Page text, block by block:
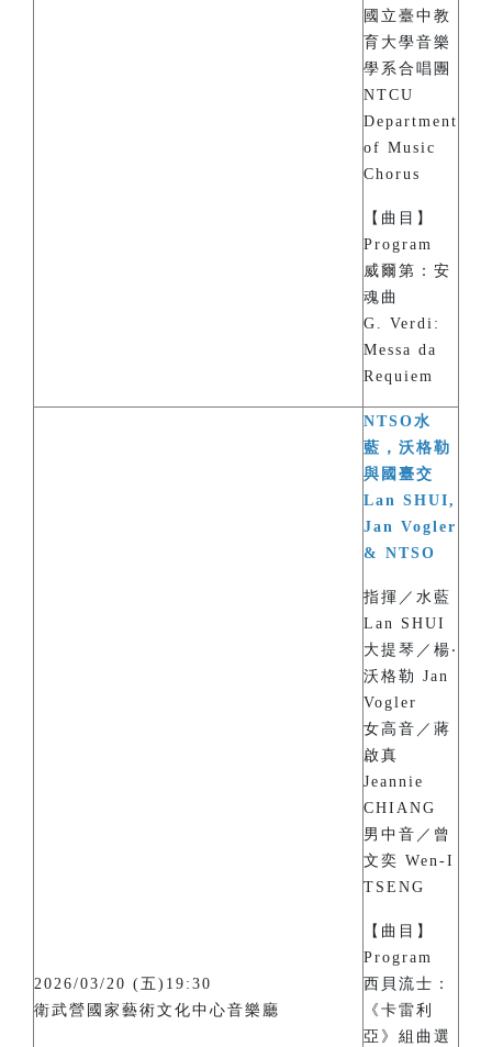
國立臺中教
育大學音樂
學系合唱團
NTCU
Department
of Music
Chorus
【曲目】
Program
威爾第：安
魂曲
G. Verdi:
Messa da
Requiem
2026/03/20 (五)19:30
衛武營國家藝術文化中心音樂廳
NTSO水
藍，沃格勒
與國臺交
Lan SHUI,
Jan Vogler
& NTSO
指揮／水藍
Lan SHUI
大提琴／楊‧
沃格勒 Jan
Vogler
女高音／蔣
啟真
Jeannie
CHIANG
男中音／曾
文奕 Wen-I
TSENG
【曲目】
Program
西貝流士：
《卡雷利
亞》組曲選